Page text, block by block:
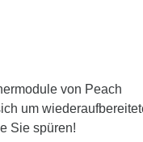
von Peach
um
Sie spüren!